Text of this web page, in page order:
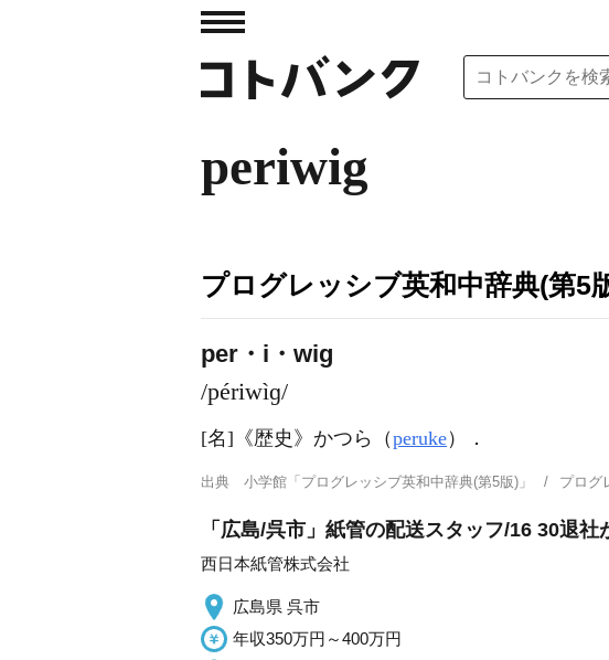
periwig
プログレッシブ英和中辞典(第5
per・i・wig
/périwìɡ/
[名] 《歴史》 かつら（peruke） ．
出典 小学館「プログレッシブ英和中辞典(第5版)」 プログ
「広島/呉市」紙管の配送スタッフ/16 30退
西日本紙管株式会社
広島県 呉市
年収350万円～400万円